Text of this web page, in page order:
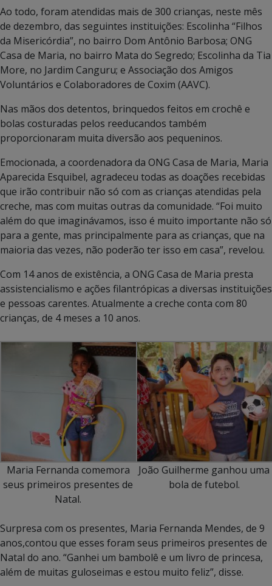
Ao todo, foram atendidas mais de 300 crianças, neste mês
de dezembro, das seguintes instituições: Escolinha “Filhos
da Misericórdia”, no bairro Dom Antônio Barbosa; ONG
Casa de Maria, no bairro Mata do Segredo; Escolinha da Tia
More, no Jardim Canguru; e Associação dos Amigos
Voluntários e Colaboradores de Coxim (AAVC).
Nas mãos dos detentos, brinquedos feitos em crochê e
bolas costuradas pelos reeducandos também
proporcionaram muita diversão aos pequeninos.
Emocionada, a coordenadora da ONG Casa de Maria, Maria
Aparecida Esquibel, agradeceu todas as doações recebidas
que irão contribuir não só com as crianças atendidas pela
creche, mas com muitas outras da comunidade. “Foi muito
além do que imaginávamos, isso é muito importante não só
para a gente, mas principalmente para as crianças, que na
maioria das vezes, não poderão ter isso em casa”, revelou.
Com 14 anos de existência, a ONG Casa de Maria presta
assistencialismo e ações filantrópicas a diversas instituições
e pessoas carentes. Atualmente a creche conta com 80
crianças, de 4 meses a 10 anos.
Maria Fernanda comemora
seus primeiros presentes de
Natal.
João Guilherme ganhou uma
bola de futebol.
Surpresa com os presentes, Maria Fernanda Mendes, de 9
anos,contou que esses foram seus primeiros presentes de
Natal do ano. “Ganhei um bambolê e um livro de princesa,
além de muitas guloseimas e estou muito feliz”, disse.